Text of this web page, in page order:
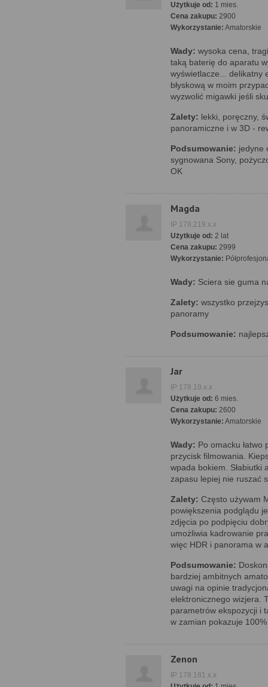
Użytkuje od: 1 mies.
Cena zakupu: 2900
Wykorzystanie: Amatorskie
Wady: wysoka cena,
taką baterię do aparatu
wyświetlacze... delikatny
błyskową w moim
wyzwolić migawki jeśli
Zalety: lekki, poręczny,
panoramiczne i w 3D -
Podsumowanie: jedyne
sygnowana Sony,
OK
Magda
IP 178.219.x.x
Użytkuje od: 2 lat
Cena zakupu: 2999
Wykorzystanie:
Wady: Sciera sie guma
Zalety: wszystko
panoramy
Podsumowanie:
Jar
IP 178.19.x.x
Użytkuje od: 6 mies.
Cena zakupu: 2600
Wykorzystanie: Amatorskie
Wady: Po omacku łatwo
przycisk filmowania.
wpada bokiem. Słabiutki
zapasu lepiej nie ruszać
Zalety: Często używam
powiększenia podglądu
zdjęcia po podpięciu
umożliwia kadrowanie
więc HDR i panorama w
Podsumowanie:
bardziej ambitnych
uwagi na opinie
elektronicznego wizjera.
parametrów ekspozycji i
w zamian pokazuje
Zenon
IP 178.181.x.x